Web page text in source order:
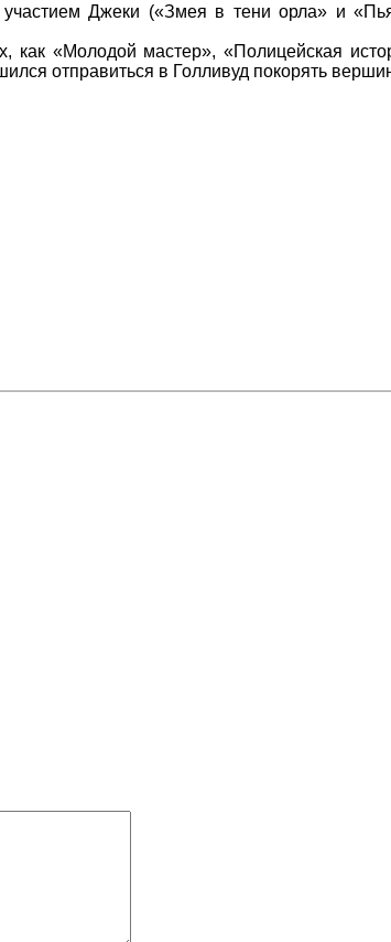
Джеки («Змея в тени орла» и
«Молодой мастер», «Полицейская
отправиться в Голливуд покорять